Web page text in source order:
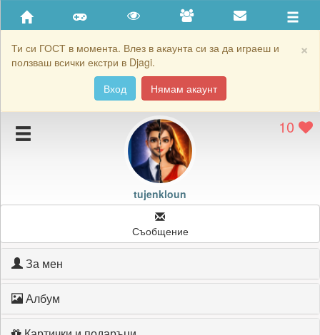
×
Ти си ГОСТ в момента. Влез в акаунта си за да играеш и
ползваш всички екстри в Djagi.
Вход
Нямам акаунт
Приятели
Хронология на игри
Подаръците на tujenkloun
Картичките на tujenkloun
10
tujenkloun
Съобщение
За мен
Албум